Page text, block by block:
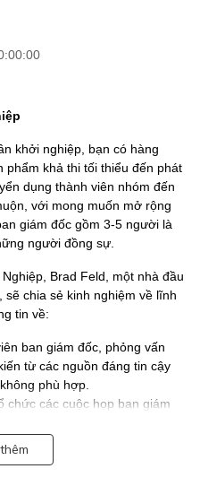
khởi nghiệp, bạn có hàng
phẩm khả thi tối thiểu đến phát
dụng thành viên nhóm đến
với mong muốn mở rộng
giám đốc gồm 3-5 người là
người đồng sự.
Brad Feld, một nhà đầu
chia sẻ kinh nghiệm về lĩnh
tin về:
ban giám đốc, phỏng vấn
từ các nguồn đáng tin cậy
phù hợp.
chức các cuộc họp ban giám
đốc ở một công ty khác để